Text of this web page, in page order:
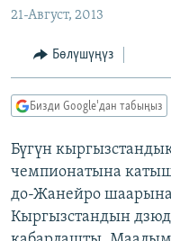
ЭКОНОМИКА
МАДАНИЯТ
БОРБОР АЗИЯ
АТАЙЫН ИЛИКТӨӨ
ТВ ПРОГРАММАЛАР
ЭКСПЕРТТЕР ТАЛДАЙТ
БИЗ ЖАНА ДҮЙНӨ
ДАНИСТЕ
ЭЖЕ-СИҢДИЛЕР
ӨЗГӨЧӨ ПИКИР
Русский
ОНЛАЙН ШЕРИНЕ
21-Август, 2013
Бөлүшүңүз
Бизди Google'дан табыңыз
Бүгүн
чемпионатына
до-Жанейро шаарына
Кыргызстандын